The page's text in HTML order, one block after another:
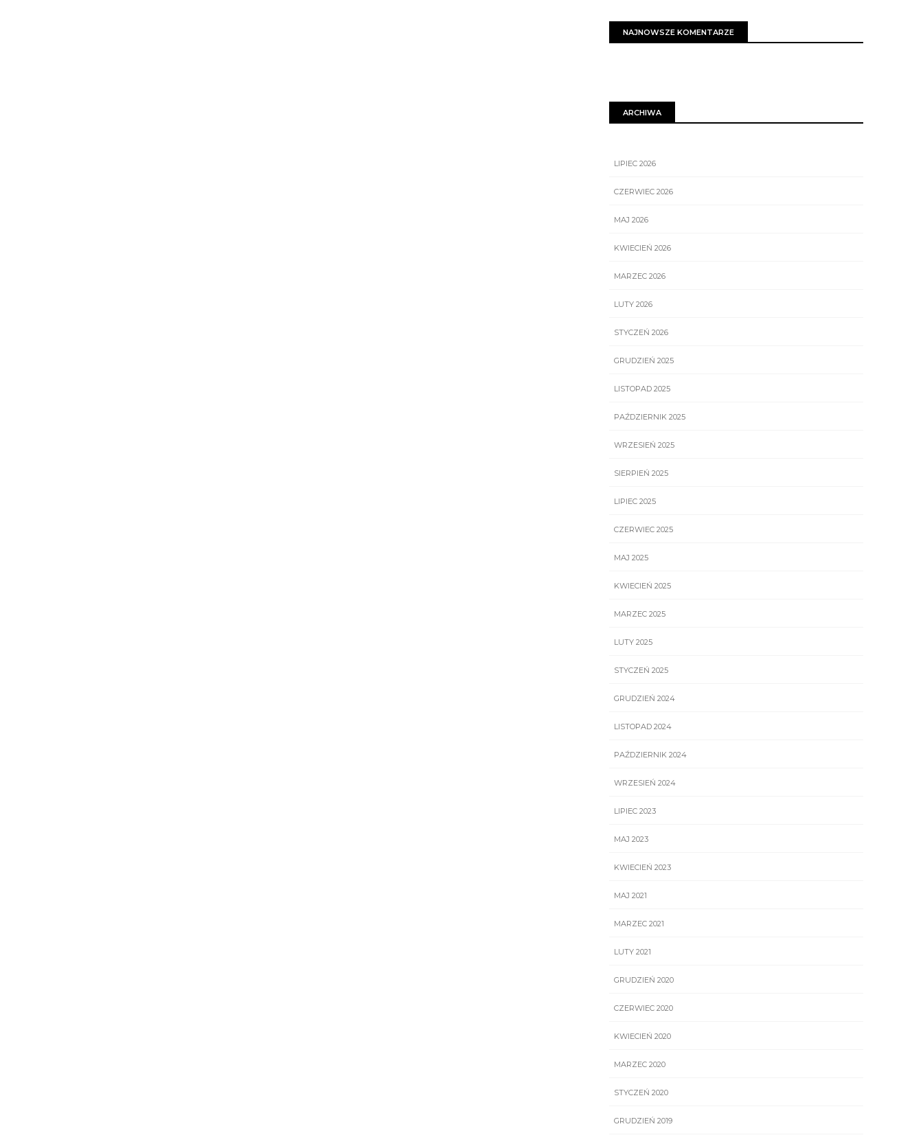
NAJNOWSZE KOMENTARZE
ARCHIWA
LIPIEC 2026
CZERWIEC 2026
MAJ 2026
KWIECIEŃ 2026
MARZEC 2026
LUTY 2026
STYCZEŃ 2026
GRUDZIEŃ 2025
LISTOPAD 2025
PAŹDZIERNIK 2025
WRZESIEŃ 2025
SIERPIEŃ 2025
LIPIEC 2025
CZERWIEC 2025
MAJ 2025
KWIECIEŃ 2025
MARZEC 2025
LUTY 2025
STYCZEŃ 2025
GRUDZIEŃ 2024
LISTOPAD 2024
PAŹDZIERNIK 2024
WRZESIEŃ 2024
LIPIEC 2023
MAJ 2023
KWIECIEŃ 2023
MAJ 2021
MARZEC 2021
LUTY 2021
GRUDZIEŃ 2020
CZERWIEC 2020
KWIECIEŃ 2020
MARZEC 2020
STYCZEŃ 2020
GRUDZIEŃ 2019